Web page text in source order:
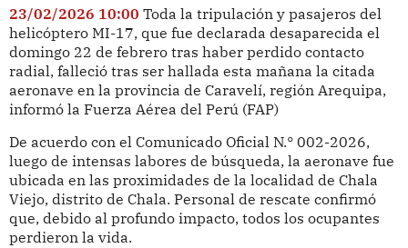
23/02/2026 10:00 Toda la tripulación y pasajeros del
helicóptero MI-17, que fue declarada desaparecida el
domingo 22 de febrero tras haber perdido contacto
radial, falleció tras ser hallada esta mañana la citada
aeronave en la provincia de Caravelí, región Arequipa,
informó la Fuerza Aérea del Perú (FAP)
De acuerdo con el Comunicado Oficial N.° 002-2026,
luego de intensas labores de búsqueda, la aeronave fue
ubicada en las proximidades de la localidad de Chala
Viejo, distrito de Chala. Personal de rescate confirmó
que, debido al profundo impacto, todos los ocupantes
perdieron la vida.